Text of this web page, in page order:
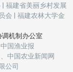
福建省美丽乡村发展
会
福建农林大学金
机制办公室
国渔业报
中国农业新闻网
公司